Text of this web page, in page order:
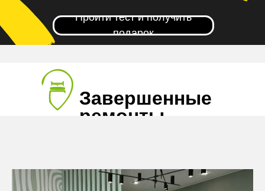
Пройти тест и получить
подарок
Завершенные
ремонты